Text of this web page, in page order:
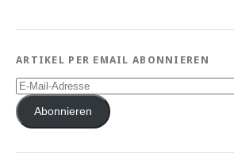
ARTIKEL PER EMAIL ABONNIEREN
E-
Mail-
AdresseAbonnieren